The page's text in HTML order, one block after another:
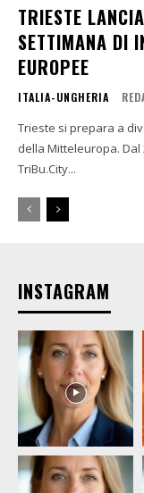
TRIESTE
SETTIMANA DI
EUROPEE
ITALIA-UNGHERIA
Trieste si prepara a
della Mitteleuropa.
TriBu.City...
INSTAGRAM